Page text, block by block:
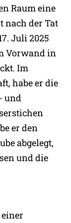
Raum eine
nach der Tat
Juli 2025
Vorwand in
Im
habe er die
und
er den
abgelegt,
und die